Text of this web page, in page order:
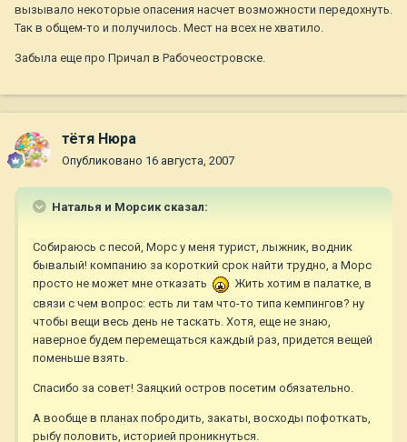
вызывало некоторые опасения насчет возможности передохнуть.
Так в общем-то и получилось. Мест на всех не хватило.
Забыла еще про Причал в Рабочеостровске.
тётя Нюра
Опубликовано 16 августа, 2007
Наталья и Морсик сказал:
Собираюсь с песой, Морс у меня турист, лыжник, водник
бывалый! компанию за короткий срок найти трудно, а Морс
просто не может мне отказать
Жить хотим в палатке, в
связи с чем вопрос: есть ли там что-то типа кемпингов? ну
чтобы вещи весь день не таскать. Хотя, еще не знаю,
наверное будем перемещаться каждый раз, придется вещей
поменьше взять.
Спасибо за совет! Заяцкий остров посетим обязательно.
А вообще в планах побродить, закаты, восходы пофоткать,
рыбу половить, историей проникнуться.